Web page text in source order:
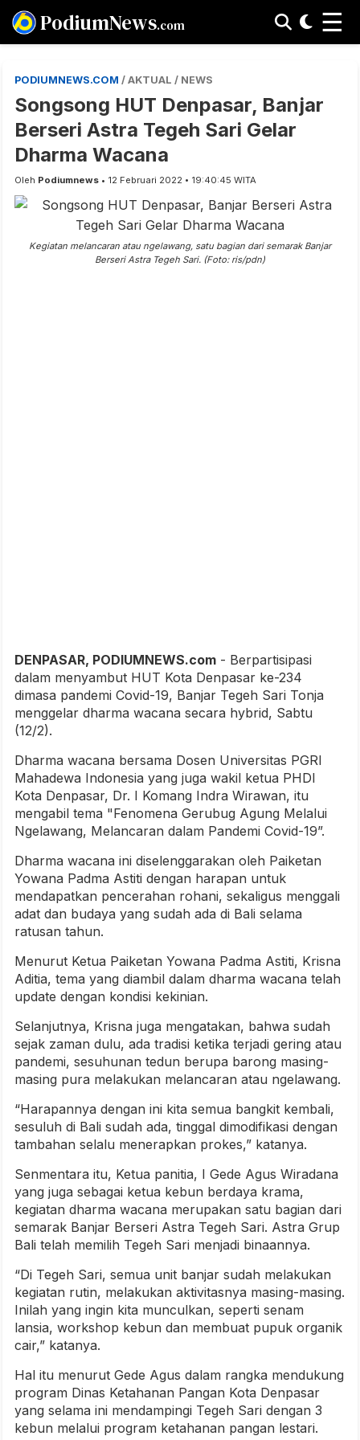
PodiumNews.com ☰
PODIUMNEWS.COM / AKTUAL / NEWS
Songsong HUT Denpasar, Banjar
Berseri Astra Tegeh Sari Gelar
Dharma Wacana
Oleh Podiumnews • 12 Februari 2022 • 19:40:45 WITA
Kegiatan melancaran atau ngelawang, satu bagian dari semarak Banjar
Berseri Astra Tegeh Sari. (Foto: ris/pdn)
DENPASAR, PODIUMNEWS.com - Berpartisipasi
dalam menyambut HUT Kota Denpasar ke-234
dimasa pandemi Covid-19, Banjar Tegeh Sari Tonja
menggelar dharma wacana secara hybrid, Sabtu
(12/2).
Dharma wacana bersama Dosen Universitas PGRI
Mahadewa Indonesia yang juga wakil ketua PHDI
Kota Denpasar, Dr. I Komang Indra Wirawan, itu
mengabil tema "Fenomena Gerubug Agung Melalui
Ngelawang, Melancaran dalam Pandemi Covid-19”.
Dharma wacana ini diselenggarakan oleh Paiketan
Yowana Padma Astiti dengan harapan untuk
mendapatkan pencerahan rohani, sekaligus menggali
adat dan budaya yang sudah ada di Bali selama
ratusan tahun.
Menurut Ketua Paiketan Yowana Padma Astiti, Krisna
Aditia, tema yang diambil dalam dharma wacana telah
update dengan kondisi kekinian.
Selanjutnya, Krisna juga mengatakan, bahwa sudah
sejak zaman dulu, ada tradisi ketika terjadi gering atau
pandemi, sesuhunan tedun berupa barong masing-
masing pura melakukan melancaran atau ngelawang.
“Harapannya dengan ini kita semua bangkit kembali,
sesuluh di Bali sudah ada, tinggal dimodifikasi dengan
tambahan selalu menerapkan prokes,” katanya.
Senmentara itu, Ketua panitia, I Gede Agus Wiradana
yang juga sebagai ketua kebun berdaya krama,
kegiatan dharma wacana merupakan satu bagian dari
semarak Banjar Berseri Astra Tegeh Sari. Astra Grup
Bali telah memilih Tegeh Sari menjadi binaannya.
“Di Tegeh Sari, semua unit banjar sudah melakukan
kegiatan rutin, melakukan aktivitasnya masing-masing.
Inilah yang ingin kita munculkan, seperti senam
lansia, workshop kebun dan membuat pupuk organik
cair,” katanya.
Hal itu menurut Gede Agus dalam rangka mendukung
program Dinas Ketahanan Pangan Kota Denpasar
yang selama ini mendampingi Tegeh Sari dengan 3
kebun melalui program ketahanan pangan lestari.